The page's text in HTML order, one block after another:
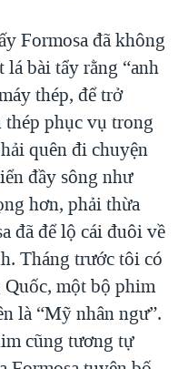
Formosa đã không
lá bài tẩy rằng “anh
thép, để trở
phục vụ trong
quên đi chuyện
đầy sông như
hơn, phải thừa
đã để lộ cái đuôi về
Tháng trước tôi có
một bộ phim
là “Mỹ nhân ngư”.
cũng tương tự